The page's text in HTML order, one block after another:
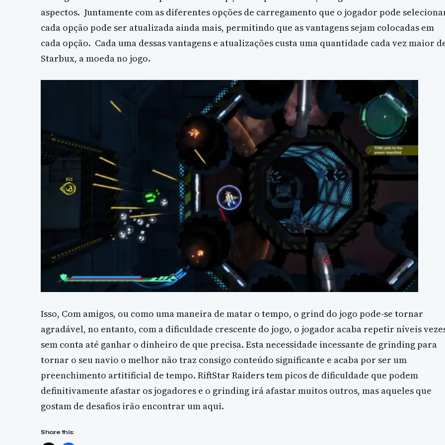
aspectos. Juntamente com as diferentes opções de carregamento que o jogador pode
cada opção pode ser atualizada ainda mais, permitindo que as vantagens sejam colocadas em
cada opção. Cada uma dessas vantagens e atualizações custa uma quantidade cada vez maior
Starbux, a moeda no jogo.
Isso, Com amigos, ou como uma maneira de matar o tempo, o grind do jogo pode-se tornar
agradável, no entanto, com a dificuldade crescente do jogo, o jogador acaba repetir níveis
sem conta até ganhar o dinheiro de que precisa. Esta necessidade incessante de grinding para
tornar o seu navio o melhor não traz consigo conteúdo significante e acaba por ser um
preenchimento artitificial de tempo. RiftStar Raiders tem picos de dificuldade que podem
definitivamente afastar os jogadores e o grinding irá afastar muitos outros, mas aqueles que
gostam de desafios irão encontrar um aqui.
Share this: